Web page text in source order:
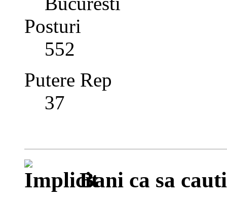
Posturi
552
Putere Rep
37
Bani ca sa